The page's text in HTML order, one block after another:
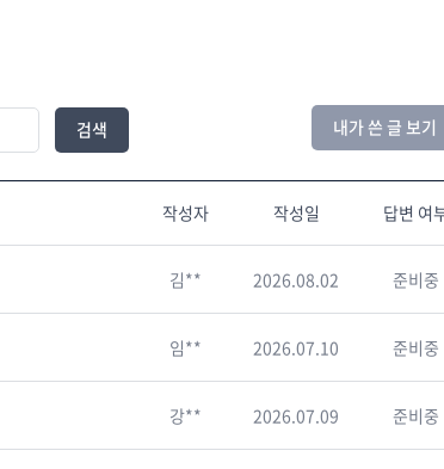
검색 내가 쓴 글 보기
작성자 작성일 답변 여
김** 2026.08.02 준비중
임** 2026.07.10 준비중
강** 2026.07.09 준비중